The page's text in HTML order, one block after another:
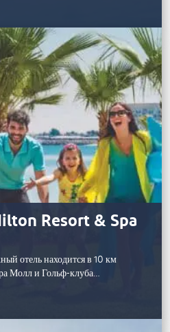
Resort & Spa
отель находится в 10 км
Молл и Гольф-клуба…